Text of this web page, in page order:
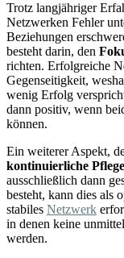
Trotz langjähriger
Netzwerken Fehler
Beziehungen
besteht darin, den
richten. Erfolgreiche
Gegenseitigkeit,
wenig Erfolg
dann positiv, wenn
können.
Ein weiterer Aspekt,
kontinuierliche Pflege
ausschließlich dann
besteht, kann dies als
stabiles Netzwerk
in denen keine
werden.